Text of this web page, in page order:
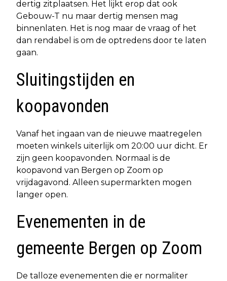
dertig zitplaatsen. Het lijkt erop dat ook
Gebouw-T nu maar dertig mensen mag
binnenlaten. Het is nog maar de vraag of het
dan rendabel is om de optredens door te laten
gaan.
Sluitingstijden en
koopavonden
Vanaf het ingaan van de nieuwe maatregelen
moeten winkels uiterlijk om 20:00 uur dicht. Er
zijn geen koopavonden. Normaal is de
koopavond van Bergen op Zoom op
vrijdagavond. Alleen supermarkten mogen
langer open.
Evenementen in de
gemeente Bergen op Zoom
De talloze evenementen die er normaliter